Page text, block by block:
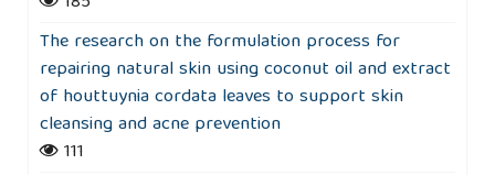
The research on the formulation process for
repairing natural skin using coconut oil and extract
of houttuynia cordata leaves to support skin
cleansing and acne prevention
111